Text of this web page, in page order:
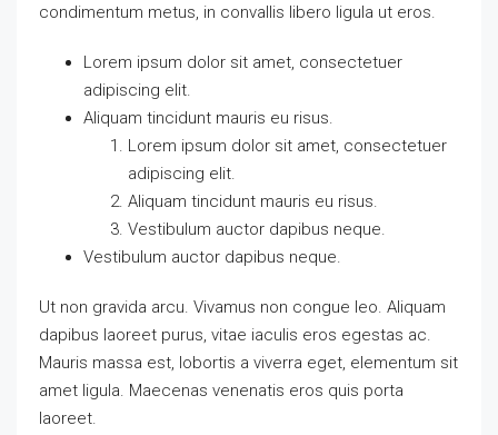
condimentum metus, in convallis libero ligula ut eros.
Lorem ipsum dolor sit amet, consectetuer
adipiscing elit.
Aliquam tincidunt mauris eu risus.
Lorem ipsum dolor sit amet, consectetuer
adipiscing elit.
Aliquam tincidunt mauris eu risus.
Vestibulum auctor dapibus neque.
Vestibulum auctor dapibus neque.
Ut non gravida arcu. Vivamus non congue leo. Aliquam
dapibus laoreet purus, vitae iaculis eros egestas ac.
Mauris massa est, lobortis a viverra eget, elementum sit
amet ligula. Maecenas venenatis eros quis porta
laoreet.